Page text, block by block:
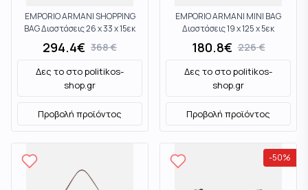
EMPORIO ARMANI SHOPPING
BAG Διαστάσεις 26 x 33 x 15εκ
Y3D159YWS0EF1075
Moccasin
294.4€ 368€
Δες το στοpolitikos-
shop.gr
Προβολή προϊόντος
EMPORIO ARMANI MINI BAG
Διαστάσεις 19 x 125 x 5εκ
EW000537AF12036M1051
Ecru
180.8€ 226€
Δες το στοpolitikos-
shop.gr
Προβολή προϊόντος
-50%